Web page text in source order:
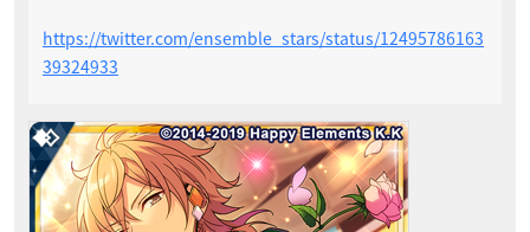
https://twitter.com/ensemble_stars/status/12495786163
39324933